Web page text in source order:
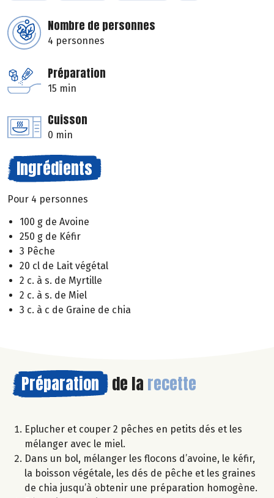
Nombre de personnes
4 personnes
Préparation
15 min
Cuisson
0 min
Ingrédients
Pour 4 personnes
100 g de Avoine
250 g de Kéfir
3 Pêche
20 cl de Lait végétal
2 c. à s. de Myrtille
2 c. à s. de Miel
3 c. à c de Graine de chia
Préparation de la recette
Eplucher et couper 2 pêches en petits dés et les
mélanger avec le miel.
Dans un bol, mélanger les flocons d’avoine, le kéfir,
la boisson végétale, les dés de pêche et les graines
de chia jusqu’à obtenir une préparation homogène.